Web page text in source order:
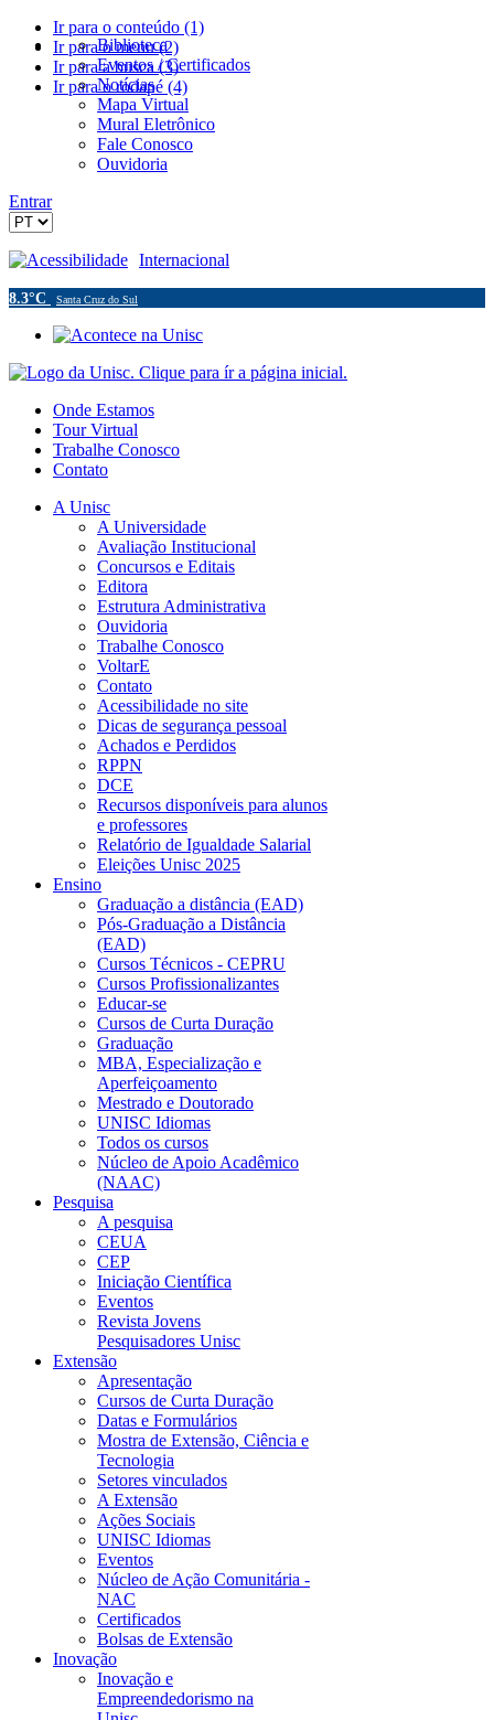
Ir para o conteúdo (1)
Ir para o menu (2)
Ir para a busca (3)
Ir para o rodapé (4)
Biblioteca
Eventos / Certificados
Notícias
Mapa Virtual
Mural Eletrônico
Fale Conosco
Ouvidoria
Entrar
Acessibilidade Internacional
8.3°C Santa Cruz do Sul
Onde Estamos
Tour Virtual
Trabalhe Conosco
Contato
A Unisc
A Universidade
Avaliação Institucional
Concursos e Editais
Editora
Estrutura Administrativa
Ouvidoria
Trabalhe Conosco
VoltarE
Contato
Acessibilidade no site
Dicas de segurança pessoal
Achados e Perdidos
RPPN
DCE
Recursos disponíveis para alunos
e professores
Relatório de Igualdade Salarial
Eleições Unisc 2025
Ensino
Graduação a distância (EAD)
Pós-Graduação a Distância
(EAD)
Cursos Técnicos - CEPRU
Cursos Profissionalizantes
Educar-se
Cursos de Curta Duração
Graduação
MBA, Especialização e
Aperfeiçoamento
Mestrado e Doutorado
UNISC Idiomas
Todos os cursos
Núcleo de Apoio Acadêmico
(NAAC)
Pesquisa
A pesquisa
CEUA
CEP
Iniciação Científica
Eventos
Revista Jovens
Pesquisadores Unisc
Extensão
Apresentação
Cursos de Curta Duração
Datas e Formulários
Mostra de Extensão, Ciência e
Tecnologia
Setores vinculados
A Extensão
Ações Sociais
UNISC Idiomas
Eventos
Núcleo de Ação Comunitária -
NAC
Certificados
Bolsas de Extensão
Inovação
Inovação e
Empreendedorismo na